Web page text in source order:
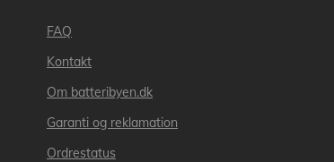
FAQ
Kontakt
Om batteribyen.dk
Garanti og reklamation
Ordrestatus